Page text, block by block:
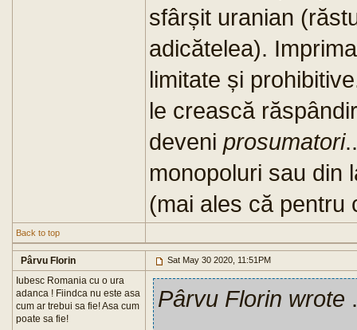
sfârșit uranian
adicătelea).
limitate și
le crească
deveni prosumatori
monopoluri sau din
(mai ales că pentru
Back to top
Pârvu Florin Sat May 30 2020, 11:51PM
Iubesc Romania cu o ura
adanca ! Fiindca nu este asa
cum ar trebui sa fie! Asa cum
poate sa fie!
Pârvu Florin wrote